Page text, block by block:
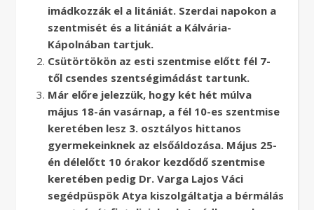
imádkozzák el a litániát. Szerdai napokon a
szentmisét és a litániát a Kálvária-
Kápolnában tartjuk.
Csütörtökön az esti szentmise előtt fél 7-
től csendes szentségimádást tartunk.
Már előre jelezzük, hogy két hét múlva
május 18-án vasárnap, a fél 10-es szentmise
keretében lesz 3. osztályos hittanos
gyermekeinknek az elsőáldozása. Május 25-
én délelőtt 10 órakor kezdődő szentmise
keretében pedig Dr. Varga Lajos Váci
segédpüspök Atya kiszolgáltatja a bérmálás